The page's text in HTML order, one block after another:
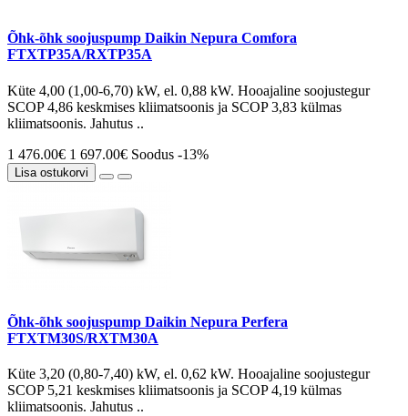
Õhk-õhk soojuspump Daikin Nepura Comfora
FTXTP35A/RXTP35A
Küte 4,00 (1,00-6,70) kW, el. 0,88 kW. Hooajaline soojustegur
SCOP 4,86 keskmises kliimatsoonis ja SCOP 3,83 külmas
kliimatsoonis. Jahutus ..
1 476.00€ 1 697.00€ Soodus -13%
Lisa ostukorvi
Õhk-õhk soojuspump Daikin Nepura Perfera
FTXTM30S/RXTM30A
Küte 3,20 (0,80-7,40) kW, el. 0,62 kW. Hooajaline soojustegur
SCOP 5,21 keskmises kliimatsoonis ja SCOP 4,19 külmas
kliimatsoonis. Jahutus ..